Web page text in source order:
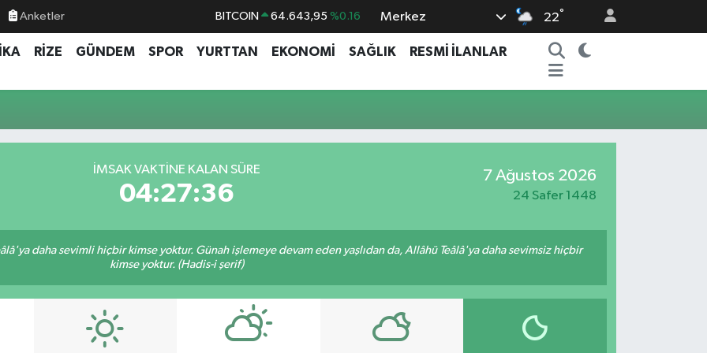
Anketler BITCOIN 64.643,95 %0.16
DOLAR 47,6704 %0
GRAM ALTIN 6500.87 %0.12
Merkez 22°
RİZE GÜNDEM SPOR YURTTAN EKONOMİ SAĞLIK
RESMİ İLANLAR
İMSAK VAKTINE KALAN SÜRE
04:27:36
7 Ağustos 2026
24 Safer 1448
daha sevimli hiçbir kimse yoktur. Günah işlemeye devam eden yaşlıdan da, Allâhü Teâlâ'ya daha sevimsiz hiçbir
kimse yoktur. (Hadis-i şerif)